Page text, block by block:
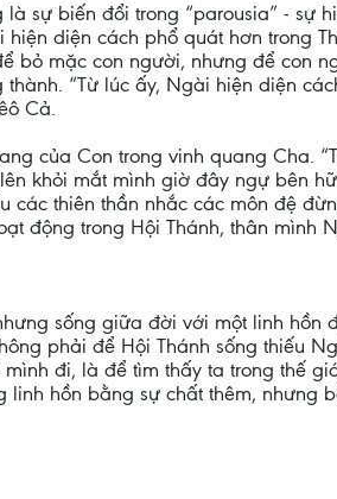
sự biến đổi trong “parousia” - sự
diện cách phổ quát hơn trong
bỏ mặc con người, nhưng để con
“Từ lúc ấy, Ngài hiện diện
Cả.
của Con trong vinh quang Cha.
khỏi mắt mình giờ đây ngự bên
các thiên thần nhắc các môn đệ
động trong Hội Thánh, thân mình
sống giữa đời với một linh hồn
phải để Hội Thánh sống thiếu
đi, là để tìm thấy ta trong thế
hồn bằng sự chất thêm, nhưng